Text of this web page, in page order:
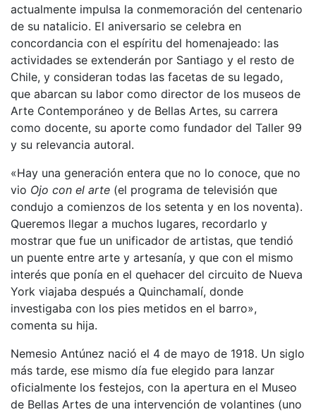
actualmente impulsa la conmemoración del centenario
de su natalicio. El aniversario se celebra en
concordancia con el espíritu del homenajeado: las
actividades se extenderán por Santiago y el resto de
Chile, y consideran todas las facetas de su legado,
que abarcan su labor como director de los museos de
Arte Contemporáneo y de Bellas Artes, su carrera
como docente, su aporte como fundador del Taller 99
y su relevancia autoral.
«Hay una generación entera que no lo conoce, que no
vio Ojo con el arte (el programa de televisión que
condujo a comienzos de los setenta y en los noventa).
Queremos llegar a muchos lugares, recordarlo y
mostrar que fue un unificador de artistas, que tendió
un puente entre arte y artesanía, y que con el mismo
interés que ponía en el quehacer del circuito de Nueva
York viajaba después a Quinchamalí, donde
investigaba con los pies metidos en el barro»,
comenta su hija.
Nemesio Antúnez nació el 4 de mayo de 1918. Un siglo
más tarde, ese mismo día fue elegido para lanzar
oficialmente los festejos, con la apertura en el Museo
de Bellas Artes de una intervención de volantines (uno